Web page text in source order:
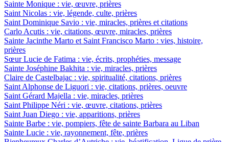
Sainte Monique : vie, œuvre, prières
Saint Nicolas : vie, légende, culte, prières
Saint Dominique Savio : vie, miracles, prières et citations
Carlo Acutis : vie, citations, œuvre, miracles, prières
Sainte Jacinthe Marto et Saint Francisco Marto : vies, histoire,
prières
Sœur Lucie de Fatima : vie, écrits, prophéties, message
Sainte Joséphine Bakhita : vie, miracles, prières
Claire de Castelbajac : vie, spiritualité, citations, prières
Saint Alphonse de Liguori : vie, citations, prières, oeuvre
Saint Gérard Majella : vie, miracles, prières
Saint Philippe Néri : vie, œuvre, citations, prières
Saint Juan Diego : vie, apparitions, prières
Sainte Barbe : vie, pompiers, fête de sainte Barbara au Liban
Sainte Lucie : vie, rayonnement, fête, prières